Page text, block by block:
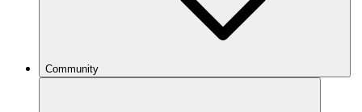
Community